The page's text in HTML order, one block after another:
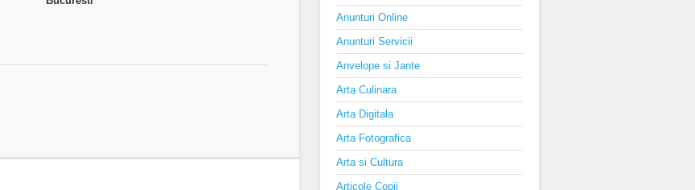
Anunturi Online
Anunturi Servicii
Anvelope si Jante
Arta Culinara
Arta Digitala
Arta Fotografica
Arta si Cultura
Articole Copii